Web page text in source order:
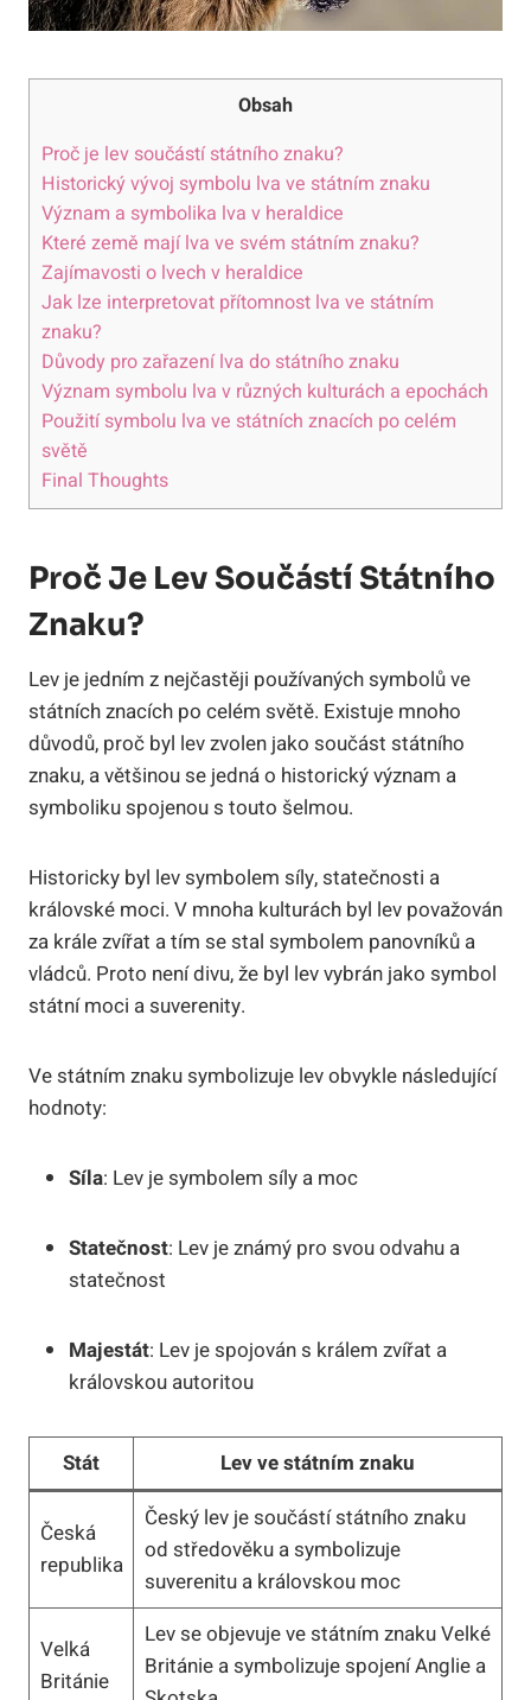
Obsah
Proč je lev součástí státního znaku?
Historický vývoj symbolu lva ve státním znaku
Význam a symbolika lva v heraldice
Které země mají lva ve svém státním znaku?
Zajímavosti o lvech v heraldice
Jak lze interpretovat přítomnost lva ve státním
znaku?
Důvody pro zařazení lva do státního znaku
Význam symbolu lva v různých kulturách a epochách
Použití symbolu lva ve státních znacích po celém
světě
Final Thoughts
Proč Je Lev Součástí Státního
Znaku?
Lev je jedním z nejčastěji používaných symbolů ve
státních znacích po celém světě. Existuje mnoho
důvodů, proč byl lev zvolen jako součást státního
znaku, a většinou se jedná o historický význam a
symboliku spojenou s touto šelmou.
Historicky byl lev symbolem síly, statečnosti a
královské moci. V mnoha kulturách byl lev považován
za krále zvířat a tím se stal symbolem panovníků a
vládců. Proto není divu, že byl lev vybrán jako symbol
státní moci a suverenity.
Ve státním znaku symbolizuje lev obvykle následující
hodnoty:
Síla: Lev je symbolem síly a moc
Statečnost: Lev je známý pro svou odvahu a
statečnost
Majestát: Lev je spojován s králem zvířat a
královskou autoritou
Stát Lev ve státním znaku
Česká
republika
Český lev je součástí státního znaku
od středověku a symbolizuje
suverenitu a královskou moc
Velká
Británie
Lev se objevuje ve státním znaku Velké
Británie a symbolizuje spojení Anglie a